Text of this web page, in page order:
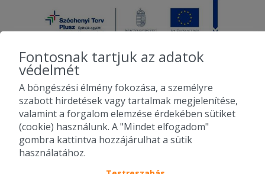
2010-2026 Copyright - Falatozz.hu - Diston-line Kft.
Pizza, gyros, hamburger, menük kedvező áron, egy helyen az összes
étterem ajánlata.
Fontosnak tartjuk az adatok
védelmét
A böngészési élmény fokozása, a személyre
szabott hirdetések vagy tartalmak megjelenítése,
valamint a forgalom elemzése érdekében sütiket
(cookie) használunk. A "Mindet elfogadom"
gombra kattintva hozzájárulhat a sütik
használatához.